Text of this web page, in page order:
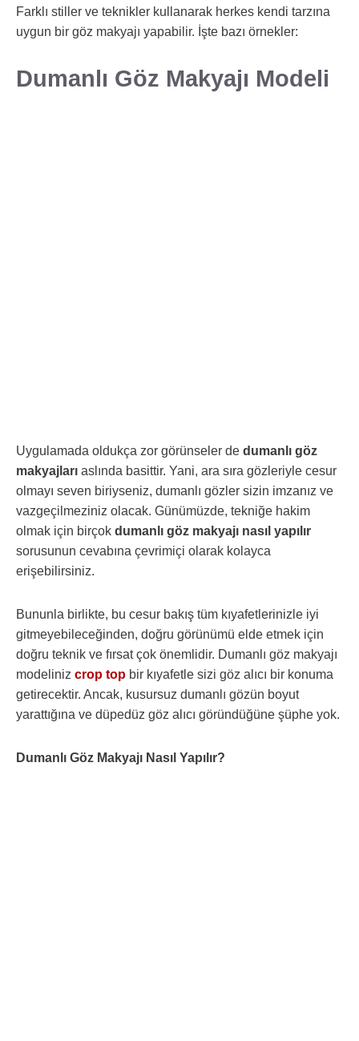
Farklı stiller ve teknikler kullanarak herkes kendi tarzına
uygun bir göz makyajı yapabilir. İşte bazı örnekler:
Dumanlı Göz Makyajı Modeli
Uygulamada oldukça zor görünseler de dumanlı göz
makyajları aslında basittir. Yani, ara sıra gözleriyle cesur
olmayı seven biriyseniz, dumanlı gözler sizin imzanız ve
vazgeçilmeziniz olacak. Günümüzde, tekniğe hakim
olmak için birçok dumanlı göz makyajı nasıl yapılır
sorusunun cevabına çevrimiçi olarak kolayca
erişebilirsiniz.
Bununla birlikte, bu cesur bakış tüm kıyafetlerinizle iyi
gitmeyebileceğinden, doğru görünümü elde etmek için
doğru teknik ve fırsat çok önemlidir. Dumanlı göz makyajı
modeliniz crop top bir kıyafetle sizi göz alıcı bir konuma
getirecektir. Ancak, kusursuz dumanlı gözün boyut
yarattığına ve düpedüz göz alıcı göründüğüne şüphe yok.
Dumanlı Göz Makyajı Nasıl Yapılır?